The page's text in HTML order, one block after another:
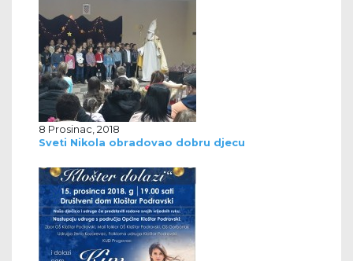
8 Prosinac, 2018
Sveti Nikola obradovao dobru djecu